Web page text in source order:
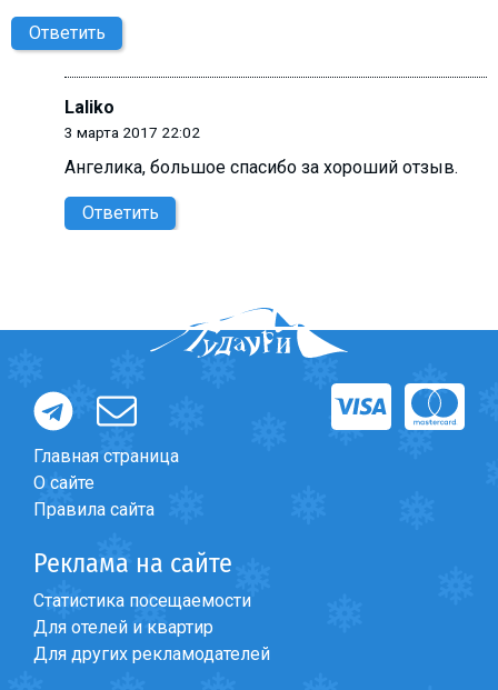
Ответить
Laliko
3 марта 2017 22:02
Ангелика, большое спасибо за хороший отзыв.
Ответить
Главная страница
О сайте
Правила сайта
Реклама на сайте
Статистика посещаемости
Для отелей и квартир
Для других рекламодателей